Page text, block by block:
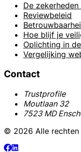
De
Reviewbeleid
Hoe blijf je
Oplichting in
Vergelijking
Contact
Trustprofile
Moutlaan 32
7523 MD
© 2026 Alle rechten